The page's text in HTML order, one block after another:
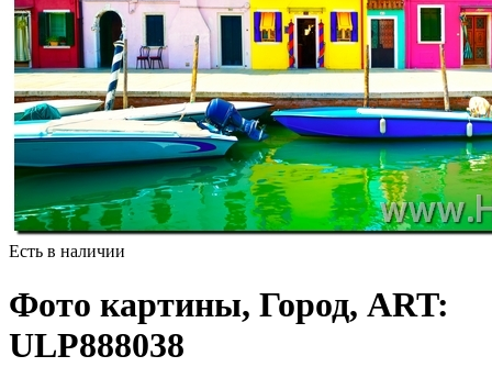
Есть в наличии
Фото картины, Город, ART:
ULP888038